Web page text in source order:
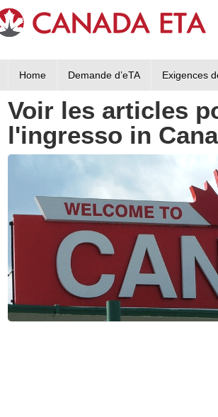
Home Demande d’eTA Exigences
Voir les articles
l'ingresso in